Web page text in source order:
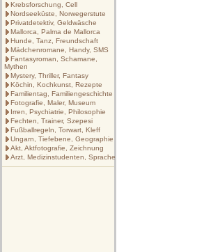
Krebsforschung, Cell
Nordseeküste, Norwegerstute
Privatdetektiv, Geldwäsche
Mallorca, Palma de Mallorca
Hunde, Tanz, Freundschaft
Mädchenromane, Handy, SMS
Fantasyroman, Schamane,
Mythen
Mystery, Thriller, Fantasy
Köchin, Kochkunst, Rezepte
Familientag, Familiengeschichte
Fotografie, Maler, Museum
Irren, Psychiatrie, Philosophie
Fechten, Trainer, Szepesi
Fußballregeln, Torwart, Kleff
Ungarn, Tiefebene, Geographie
Akt, Aktfotografie, Zeichnung
Arzt, Medizinstudenten, Sprache